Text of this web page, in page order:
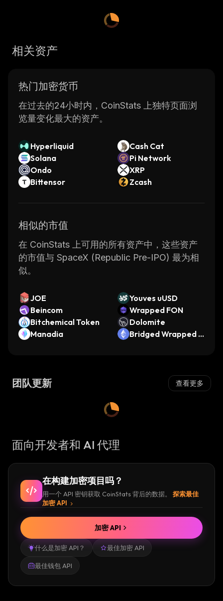
相关资产
热门加密货币
在过去的24小时内，CoinStats 上独特页面浏
览量变化最大的资产。
Hyperliquid
Cash Cat
Solana
Pi Network
Ondo
XRP
Bittensor
Zcash
相似的市值
在 CoinStats 上可用的所有资产中，这些资产
的市值与 SpaceX (Republic Pre-IPO) 最为相
似。
JOE
Youves uUSD
Beincom
Wrapped FON
Bitchemical Token
Dolomite
Manadia
Bridged Wrapped E
团队更新 查看更多
面向开发者和 AI 代理
在构建加密项目吗？
用一个 API 密钥获取 CoinStats 背后的数据。
探索最佳
加密 API
什么是加密 API？ 最佳加密 API
最佳钱包 API
加密 API